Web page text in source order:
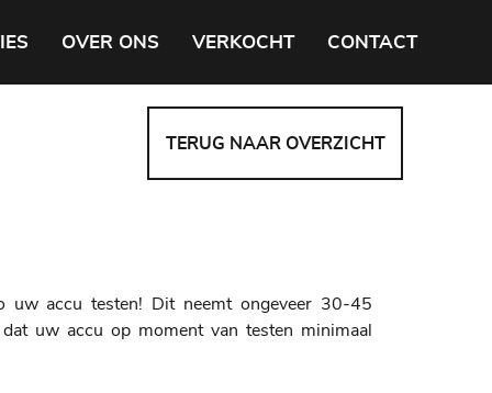
OVER ONS VERKOCHT CONTACT
TERUG NAAR OVERZICHT
uw accu testen! Dit neemt ongeveer 30-45
uw accu op moment van testen minimaal